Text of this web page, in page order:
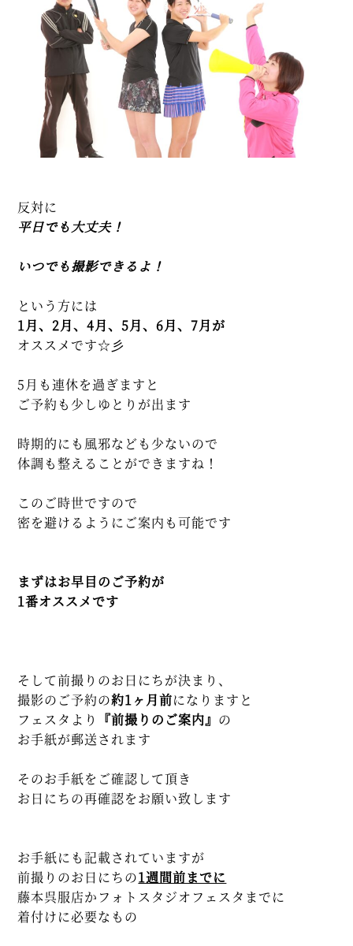
反対に
平日でも大丈夫！
いつでも撮影できるよ！
という方には
1月、2月、4月、5月、6月、7月が
オススメです☆彡
5月も連休を過ぎますと
ご予約も少しゆとりが出ます
時期的にも風邪なども少ないので
体調も整えることができますね！
このご時世ですので
密を避けるようにご案内も可能です
まずはお早目のご予約が
1番オススメです
そして前撮りのお日にちが決まり、
撮影のご予約の約1ヶ月前になりますと
フェスタより
『前撮りのご案内』 の
お手紙が郵送されます
そのお手紙をご確認して頂き
お日にちの再確認をお願い致します
お手紙にも記載されていますが
前撮りのお日にちの1週間前までに
藤本呉服店かフォトスタジオフェスタまでに
着付けに必要なもの